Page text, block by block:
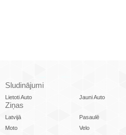
Sludinājumi
Lietoti Auto Jauni Auto
Ziņas
Latvijā Pasaulē
Moto
Velo